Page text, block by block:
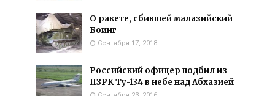
О ракете, сбившей малазийский
Боинг
Сентября 17, 2018
Российский офицер подбил из
ПЗРК Ту-134 в небе над Абхазией